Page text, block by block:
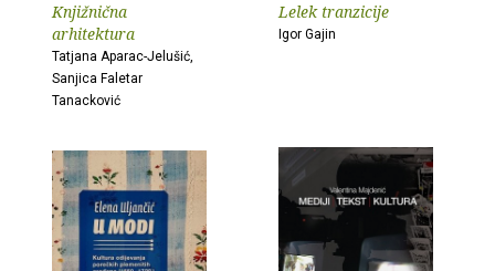
Knjižnična
arhitektura
Tatjana Aparac-Jelušić,
Sanjica Faletar
Tanacković
Lelek tranzicije
Igor Gajin